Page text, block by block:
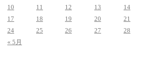
10
11 12 13 14
17
18 19 20 21
24
25 26 27 28
« 5月